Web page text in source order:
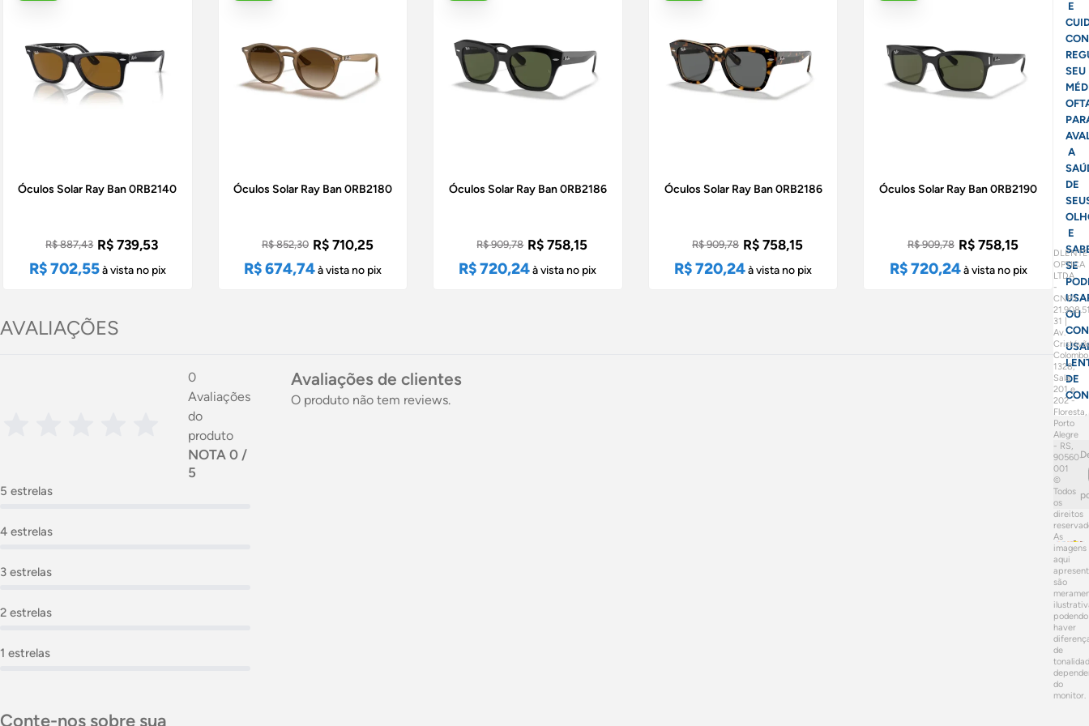
Óculos Solar Ray Ban 0RB2140
R$ 887,43 R$ 739,53
R$ 702,55à vista no pix
Óculos Solar Ray Ban 0RB2180
R$ 852,30 R$ 710,25
R$ 674,74à vista no pix
Óculos Solar Ray Ban 0RB2186
R$ 909,78 R$ 758,15
R$ 720,24à vista no pix
Óculos Solar Ray Ban 0RB2186
R$ 909,78 R$ 758,15
R$ 720,24à vista no pix
Óculos Solar Ray Ban 0RB2190
R$ 909,78 R$ 758,15
R$ 720,24à vista no pix
AVALIAÇÕES
0
Avaliações
do
produto
NOTA 0 /
5
5 estrelas
4 estrelas
3 estrelas
2 estrelas
1 estrelas
Conte-nos sobre sua
Avaliações de clientes
O produto não tem reviews.
E
SEU
A
DE
E
SE
OU
DE
OPTICA
LTDA
-
CNPJ
31 |
Av.
Colombo,
1328,
Sala
201 e
202 -
Floresta,
Porto
Alegre
- RS,
90560-
001
©
Todos
os
direitos
As
imagens
aqui
são
podendo
haver
de
do
monitor.